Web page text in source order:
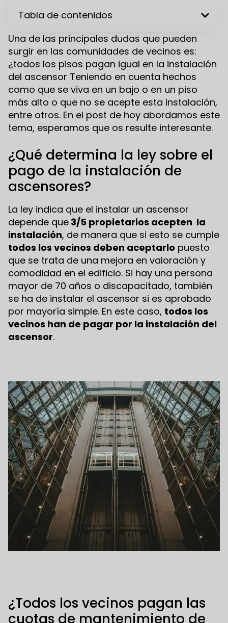
Tabla de contenidos
Una de las principales dudas que pueden
surgir en las comunidades de vecinos es:
¿todos los pisos pagan igual en la instalación
del ascensor Teniendo en cuenta hechos
como que se viva en un bajo o en un piso
más alto o que no se acepte esta instalación,
entre otros. En el post de hoy abordamos este
tema, esperamos que os resulte interesante.
¿Qué determina la ley sobre el
pago de la instalación de
ascensores?
La ley indica que el instalar un ascensor
depende que 3/5 propietarios acepten la
instalación, de manera que si esto se cumple
todos los vecinos deben aceptarlo puesto
que se trata de una mejora en valoración y
comodidad en el edificio. Si hay una persona
mayor de 70 años o discapacitado, también
se ha de instalar el ascensor si es aprobado
por mayoría simple. En este caso, todos los
vecinos han de pagar por la instalación del
ascensor.
¿Todos los vecinos pagan las
cuotas de mantenimiento de